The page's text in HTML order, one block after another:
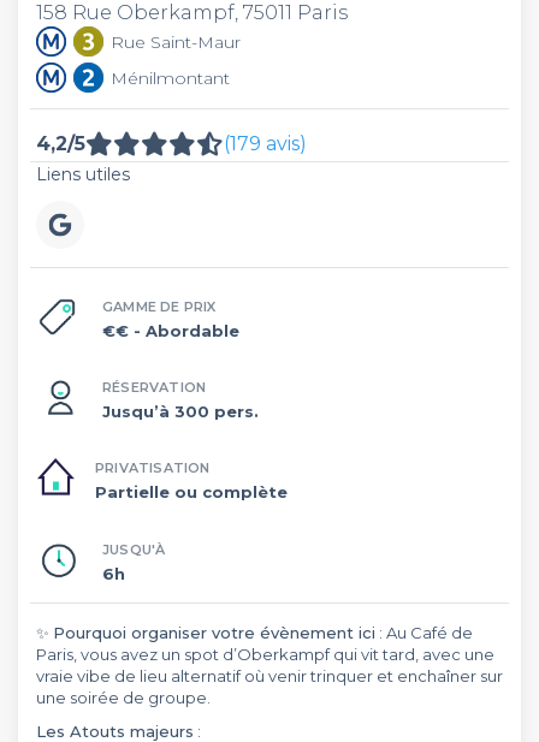
158 Rue Oberkampf, 75011 Paris
Rue Saint-Maur
Ménilmontant
4,2/5 (179 avis)
Liens utiles
GAMME DE PRIX
€€ - Abordable
RÉSERVATION
Jusqu’à 300 pers.
PRIVATISATION
Partielle ou complète
JUSQU'À
6h
✨ Pourquoi organiser votre évènement ici : Au Café de
Paris, vous avez un spot d’Oberkampf qui vit tard, avec une
vraie vibe de lieu alternatif où venir trinquer et enchaîner sur
une soirée de groupe.
Les Atouts majeurs :